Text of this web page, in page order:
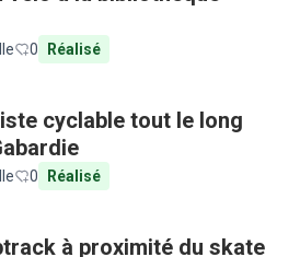
0 Réalisé
cyclable tout le long
0 Réalisé
à proximité du skate